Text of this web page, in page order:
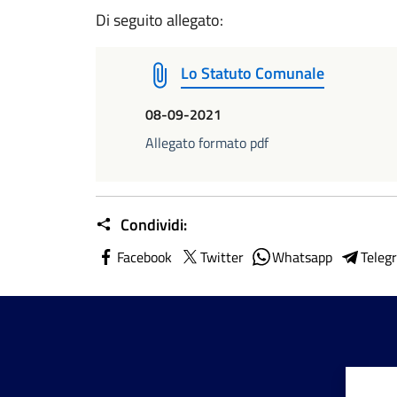
Di seguito allegato:
Lo Statuto Comunale
08-09-2021
Allegato formato pdf
Condividi:
Facebook Twitter Whatsapp